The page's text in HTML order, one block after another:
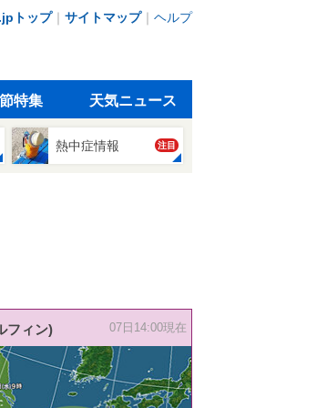
トップ｜ サイトマップ｜ ヘルプ
特集 天気ニュース
熱中症情報 注目
フィン) 07日14:00現在